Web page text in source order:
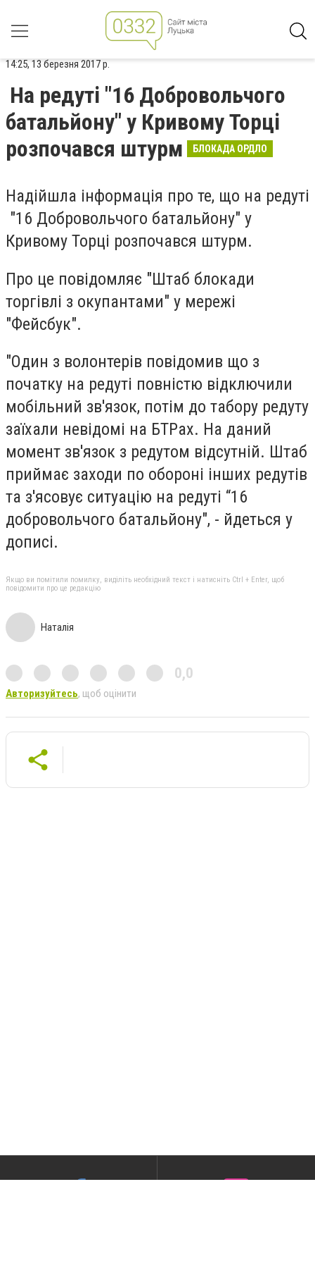
14:25, 13 березня 2017 р.
На редуті "16 Добровольчого
батальйону" у Кривому Торці
розпочався штурм
БЛОКАДА ОРДЛО
Надійшла інформація про те, що на редуті
"16 Добровольчого батальйону" у
Кривому Торці розпочався штурм.
Про це повідомляє "Штаб блокади
торгівлі з окупантами" у мережі
"Фейсбук".
"Один з волонтерів повідомив що з
початку на редуті повністю відключили
мобільний зв'язок, потім до табору редуту
заїхали невідомі на БТРах. На даний
момент зв'язок з редутом відсутній. Штаб
приймає заходи по обороні інших редутів
та з'ясовує ситуацію на редуті “16
добровольчого батальйону", - йдеться у
дописі.
Якщо ви помітили помилку, виділіть необхідний текст і натисніть Ctrl + Enter, щоб
повідомити про це редакцію
Наталія
0,0
Авторизуйтесь, щоб оцінити